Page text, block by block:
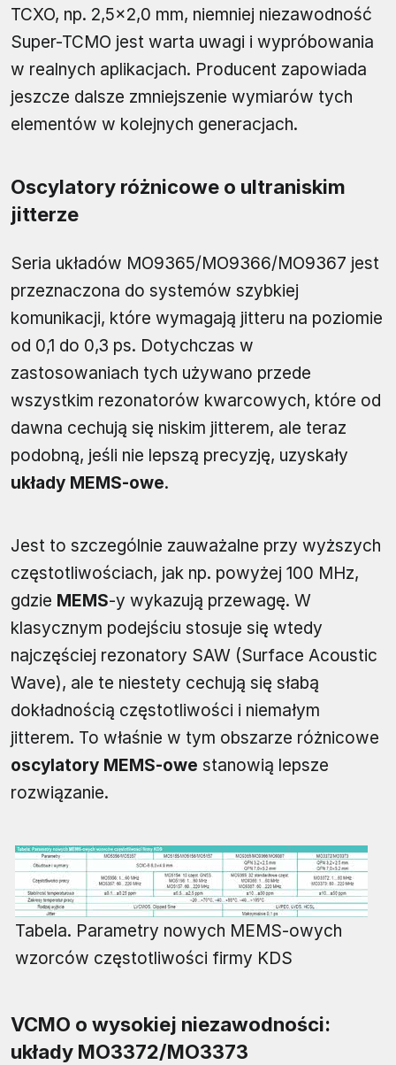
TCXO, np. 2,5×2,0 mm, niemniej niezawodność
Super-TCMO jest warta uwagi i wypróbowania
w realnych aplikacjach. Producent zapowiada
jeszcze dalsze zmniejszenie wymiarów tych
elementów w kolejnych generacjach.
Oscylatory różnicowe o ultraniskim
jitterze
Seria układów MO9365/MO9366/MO9367 jest
przeznaczona do systemów szybkiej
komunikacji, które wymagają jitteru na poziomie
od 0,1 do 0,3 ps. Dotychczas w
zastosowaniach tych używano przede
wszystkim rezonatorów kwarcowych, które od
dawna cechują się niskim jitterem, ale teraz
podobną, jeśli nie lepszą precyzję, uzyskały
układy MEMS-owe.
Jest to szczególnie zauważalne przy wyższych
częstotliwościach, jak np. powyżej 100 MHz,
gdzie MEMS-y wykazują przewagę. W
klasycznym podejściu stosuje się wtedy
najczęściej rezonatory SAW (Surface Acoustic
Wave), ale te niestety cechują się słabą
dokładnością częstotliwości i niemałym
jitterem. To właśnie w tym obszarze różnicowe
oscylatory MEMS-owe stanowią lepsze
rozwiązanie.
Tabela. Parametry nowych MEMS-owych
wzorców częstotliwości firmy KDS
VCMO o wysokiej niezawodności:
układy MO3372/MO3373